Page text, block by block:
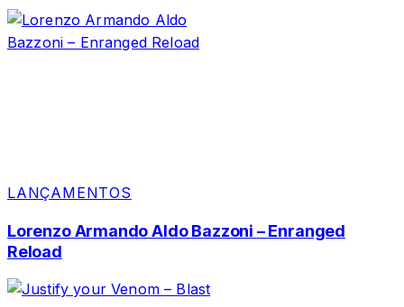
LANÇAMENTOS
Lorenzo Armando Aldo Bazzoni – Enranged
Reload